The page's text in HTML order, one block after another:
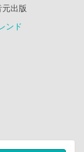
出版
ンド